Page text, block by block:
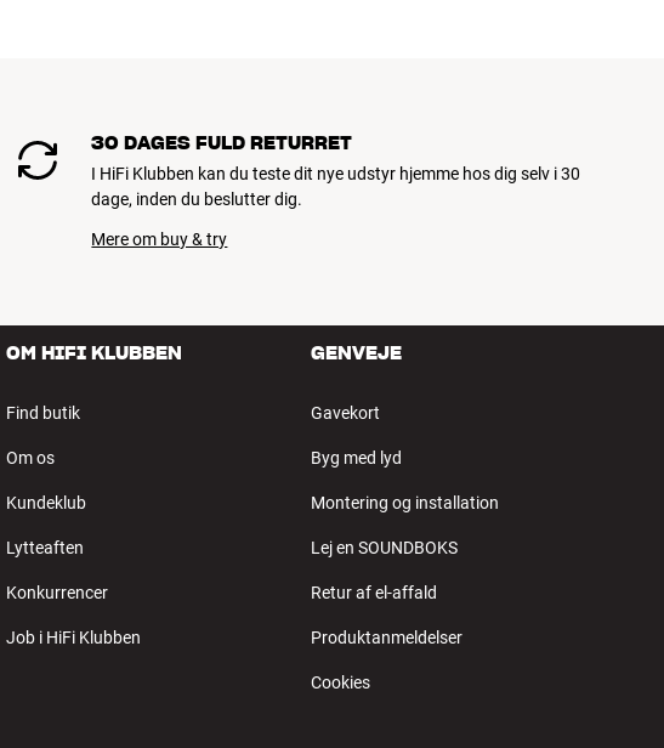
30 DAGES FULD RETURRET
I HiFi Klubben kan du teste dit nye udstyr hjemme hos dig selv i 30
dage, inden du beslutter dig.
Mere om buy & try
OM HIFI KLUBBEN
Find butik
Om os
Kundeklub
Lytteaften
Konkurrencer
Job i HiFi Klubben
GENVEJE
Gavekort
Byg med lyd
Montering og installation
Lej en SOUNDBOKS
Retur af el-affald
Produktanmeldelser
Cookies